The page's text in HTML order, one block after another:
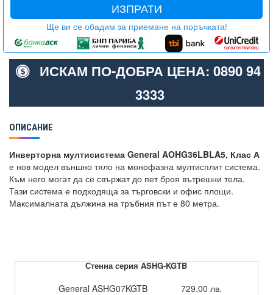
ИЗПРАТИ
Ще ви се обадим за приемане на поръчката!
ИСКАМ ПО-ДОБРА ЦЕНА: 0890 94
3333
ОПИСАНИЕ
Инверторна мултисистема General AOHG36LBLA5, Клас А
е нов модел външно тяло на монофазна мултисплит система.
Към него могат да се свържат до пет броя вътрешни тела.
Тази система е подходяща за търговски и офис площи.
Максималната дължина на тръбния път е 80 метра.
Стенна серия ASHG-KGTB
General ASHG07KGTB
729.00 лв.